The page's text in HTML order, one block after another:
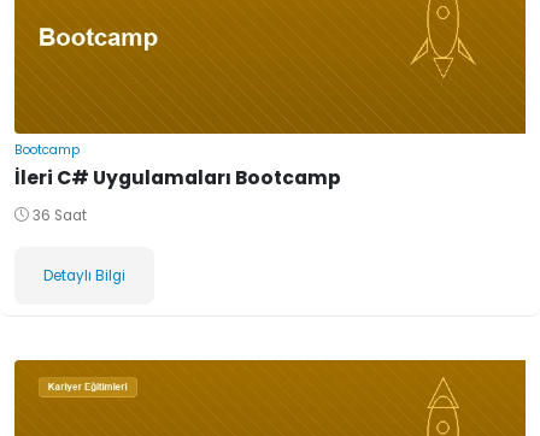
Bootcamp
İleri C# Uygulamaları Bootcamp
36 Saat
Detaylı Bilgi